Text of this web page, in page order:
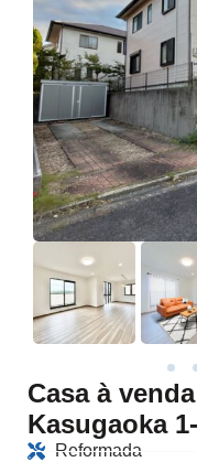
Casa à
Kasugaoka
Reformada